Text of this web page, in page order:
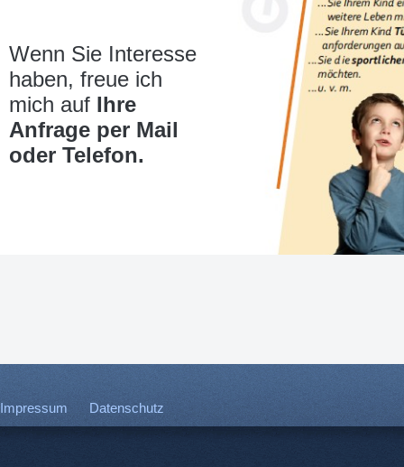
Wenn Sie Interesse
haben, freue ich
mich auf Ihre
Anfrage per Mail
oder Telefon.
Impressum Datenschutz